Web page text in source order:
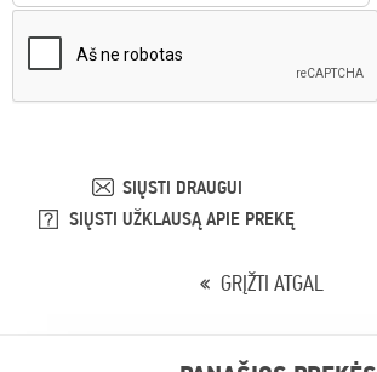
SIŲSTI DRAUGUI
SIŲSTI UŽKLAUSĄ APIE PREKĘ
GRĮŽTI ATGAL